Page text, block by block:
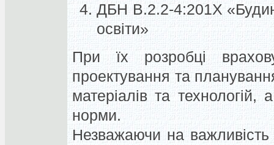
ДБН В.2.2-4:201Х
освіти»
При їх розробці
проектування та
матеріалів та технологій,
норми.
Незважаючи на важливість